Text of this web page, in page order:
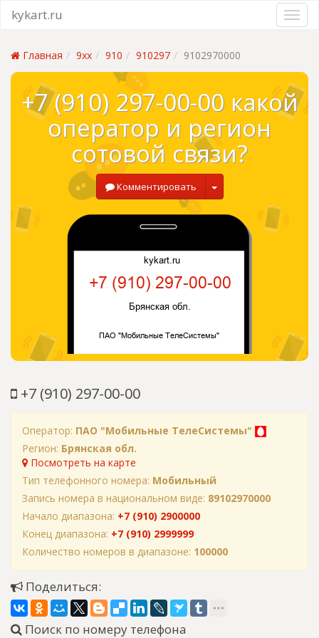
kykart.ru
Главная 9xx 910 910297 9102970000
+7 (910) 297-00-00 какой
оператор и регион
сотовой связи?
Комментировать
+7 (910) 297-00-00
Оператор: ПАО "Мобильные ТелеСистемы"
Регион: Брянская обл.
Посмотреть на карте
Тип телефонного номера: Мобильный
Запись номера в национальном виде: 89102970000
Начало диапазона: +7 (910) 2900000
Конец диапазона: +7 (910) 2999999
Количество номеров в диапазоне: 100000
Поделиться:
Поиск по номеру телефона